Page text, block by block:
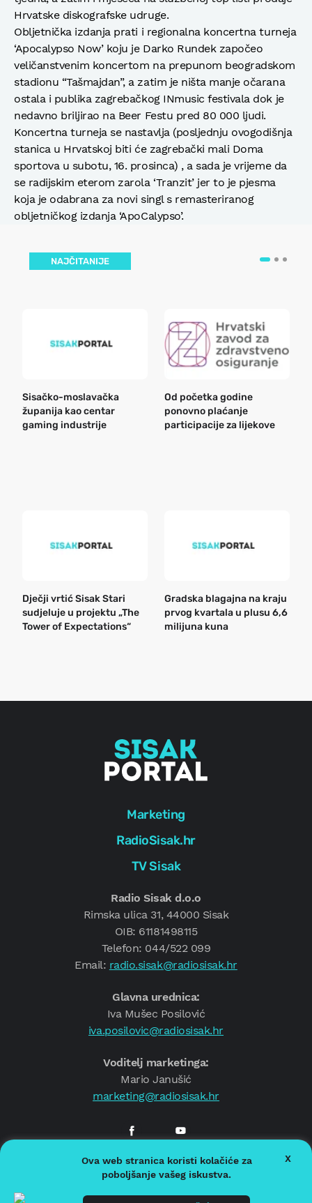
Hrvatske diskografske udruge.
Obljetnička izdanja prati i regionalna koncertna turneja
‘Apocalypso Now’ koju je Darko Rundek započeo
veličanstvenim koncertom na prepunom beogradskom
stadionu “Tašmajdan”, a zatim je ništa manje očarana
ostala i publika zagrebačkog INmusic festivala dok je
nedavno briljirao na Beer Festu pred 80 000 ljudi.
Koncertna turneja se nastavlja (posljednju ovogodišnja
stanica u Hrvatskoj biti će zagrebački mali Doma
sportova u subotu, 16. prosinca) , a sada je vrijeme da
se radijskim eterom zarola ‘Tranzit’ jer to je pjesma
koja je odabrana za novi singl s remasteriranog
obljetničkog izdanja ‘ApoCalypso’.
NAJČITANIJE
Sisačko-moslavačka
županija kao centar
gaming industrije
Od početka godine
ponovno plaćanje
participacije za lijekove
Dječji vrtić Sisak Stari
sudjeluje u projektu „The
Tower of Expectations“
Gradska blagajna na kraju
prvog kvartala u plusu 6,6
milijuna kuna
Marketing
RadioSisak.hr
TV Sisak
Radio Sisak d.o.o
Rimska ulica 31, 44000 Sisak
OIB: 61181498115
Telefon: 044/522 099
Email: radio.sisak@radiosisak.hr
Glavna urednica:
Iva Mušec Posilović
iva.posilovic@radiosisak.hr
Voditelj marketinga:
Mario Janušić
marketing@radiosisak.hr
© 2026.Radio Sisak
Politika privatnosti
Ova web stranica koristi kolačiće za
poboljšanje vašeg iskustva.
X